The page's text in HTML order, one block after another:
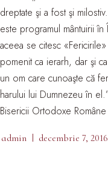
dreptate şi a fost şi
este programul mântuirii
aceea se citesc
pomenit ca ierarh, dar şi
un om care cunoaşte că
harului lui Dumnezeu în
Bisericii Ortodoxe
admin decembrie 7, 2016